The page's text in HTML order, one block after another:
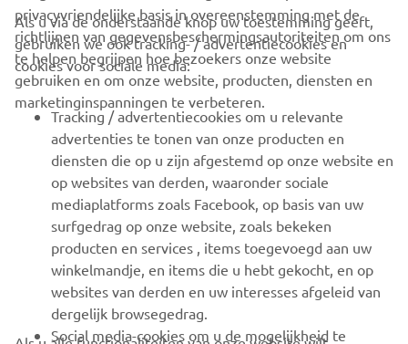
CORPORATE
VOOR BEDRIJVEN
MEER YAMAHA
ONDERSTEUNING
NIEUWSBRIEF
Wees de eerste die meer te weten komt over de nieuwste deals,
speciale evenementen, nieuwe producten en nog veel meer
privacyvriendelijke basis in overeenstemming met de
richtlijnen van gegevensbeschermingsautoriteiten om ons
te helpen begrijpen hoe bezoekers onze website
gebruiken en om onze website, producten, diensten en
marketinginspanningen te verbeteren.
Als u via de onderstaande knop uw toestemming geeft,
gebruiken we ook tracking- / advertentiecookies en
cookies voor sociale media:
Tracking / advertentiecookies om u relevante
advertenties te tonen van onze producten en
diensten die op u zijn afgestemd op onze website en
op websites van derden, waaronder sociale
mediaplatforms zoals Facebook, op basis van uw
surfgedrag op onze website, zoals bekeken
producten en services , items toegevoegd aan uw
winkelmandje, en items die u hebt gekocht, en op
websites van derden en uw interesses afgeleid van
dergelijk browsegedrag.
Social media-cookies om u de mogelijkheid te
Als u alle functionaliteiten van onze website wilt